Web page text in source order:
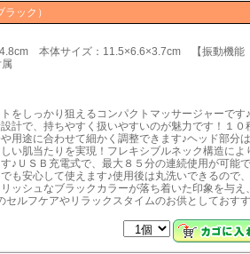
ラック）
本体サイズ：11.5×6.6×3.7cm 【振動機
をしっかり狙えるコンパクトマッサージャーです
計で、持ちやすく扱いやすいのが魅力です！１０
用途に合わせて細かく調整できます♪ヘッド部分
い肌当たりを実現！フレキシブルネック構造によ
♪ＵＳＢ充電式で、最大８５分の連続使用が可能で
も安心して使えます♪使用後は丸洗いできるので
ッシュなブラックカラーが落ち着いた印象を与え
セルフケアやリラックスタイムのお供としておす